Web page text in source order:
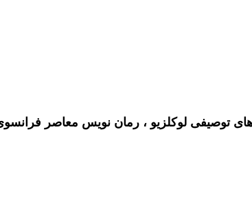
توصیفی لوکلزیو ، رمان نویس معاصر